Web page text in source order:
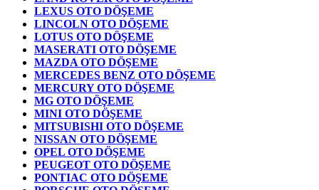
LEXUS OTO DÖŞEME
LINCOLN OTO DÖŞEME
LOTUS OTO DÖŞEME
MASERATI OTO DÖŞEME
MAZDA OTO DÖŞEME
MERCEDES BENZ OTO DÖŞEME
MERCURY OTO DÖŞEME
MG OTO DÖŞEME
MINI OTO DÖŞEME
MITSUBISHI OTO DÖŞEME
NISSAN OTO DÖŞEME
OPEL OTO DÖŞEME
PEUGEOT OTO DÖŞEME
PONTIAC OTO DÖŞEME